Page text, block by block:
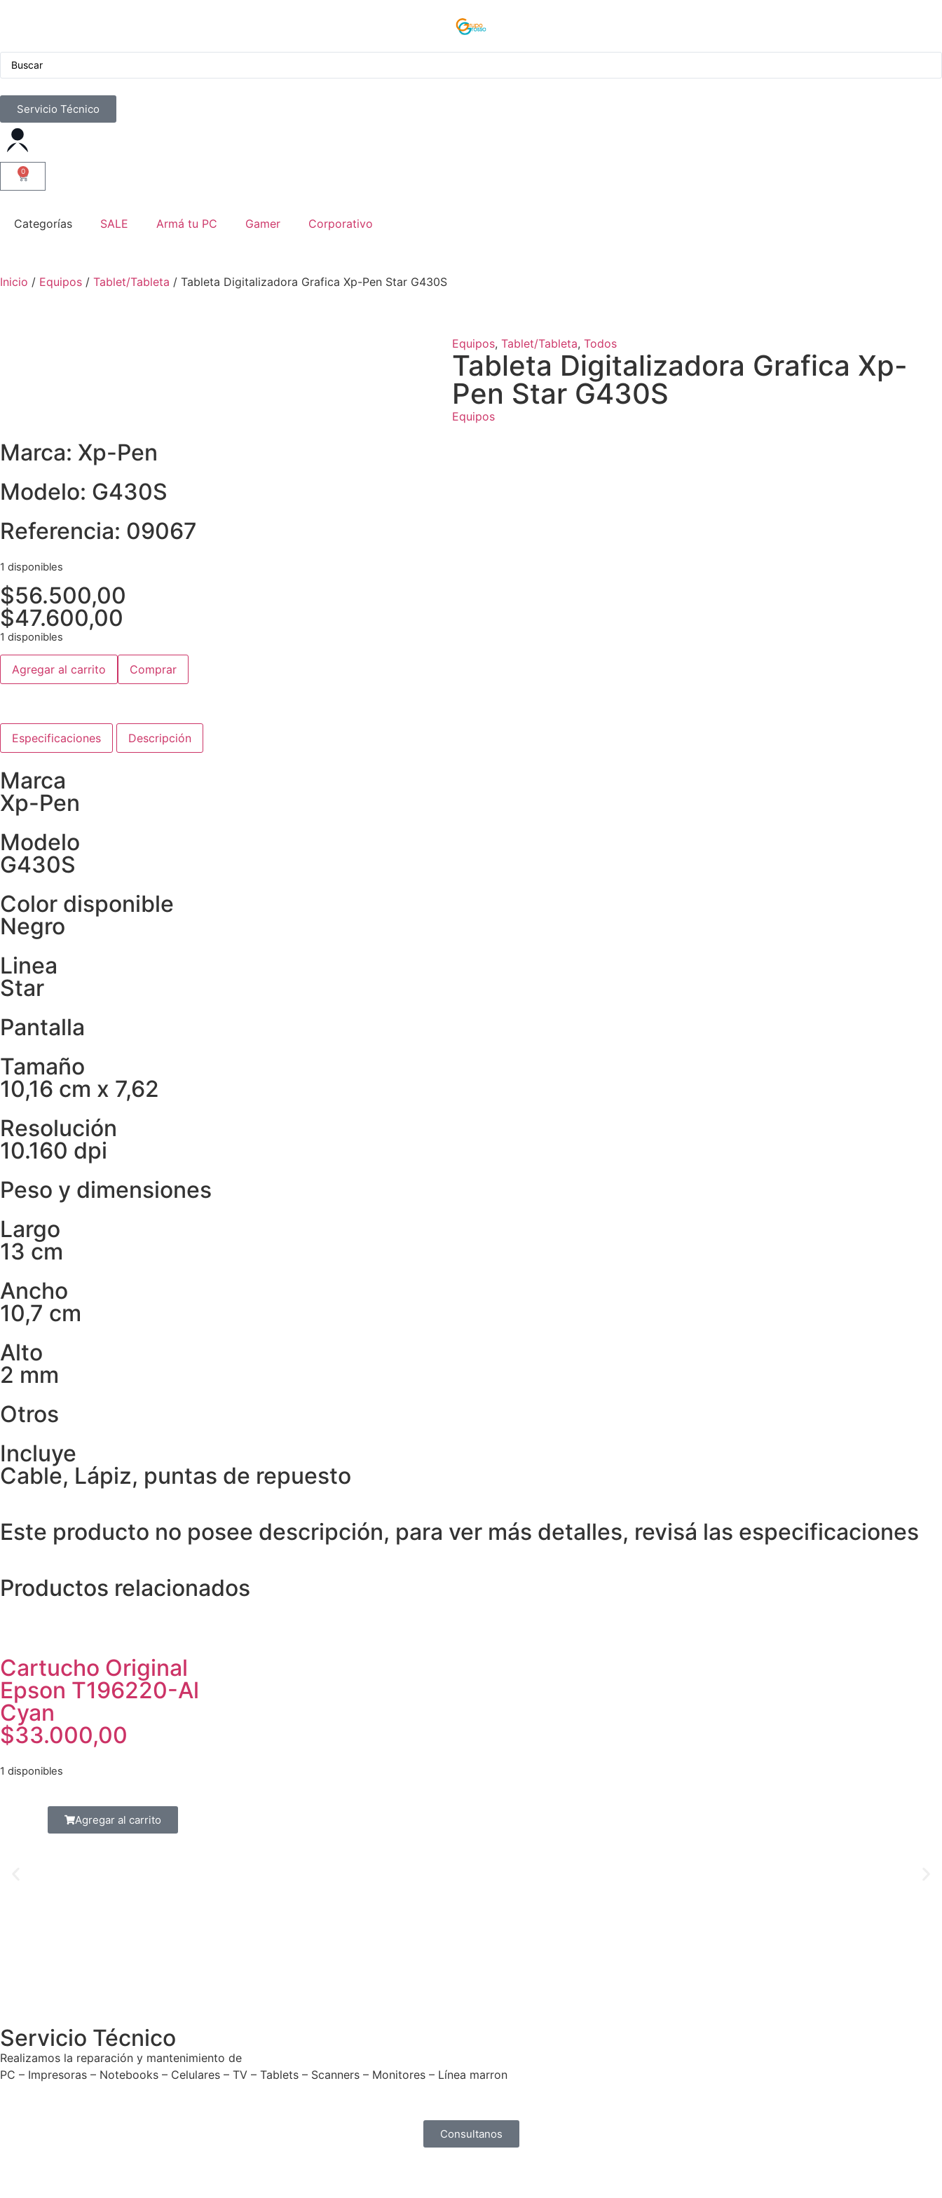
Servicio Técnico
0
Categorías SALE Armá tu PC Gamer Corporativo
Inicio / Equipos / Tablet/Tableta / Tableta Digitalizadora Grafica Xp-Pen Star G430S
Equipos, Tablet/Tableta, Todos
Tableta Digitalizadora Grafica Xp-
Pen Star G430S
Equipos
Marca: Xp-Pen
Modelo: G430S
Referencia: 09067
1 disponibles
$56.500,00
$47.600,00
1 disponibles
Agregar al carrito Comprar
Especificaciones Descripción
Marca
Xp-Pen
Modelo
G430S
Color disponible
Negro
Linea
Star
Pantalla
Tamaño
10,16 cm x 7,62
Resolución
10.160 dpi
Peso y dimensiones
Largo
13 cm
Ancho
10,7 cm
Alto
2 mm
Otros
Incluye
Cable, Lápiz, puntas de repuesto
Este producto no posee descripción, para ver más detalles, revisá las especificaciones
Productos relacionados
Cartucho Original
Epson T196220-Al
Cyan
$33.000,00
1 disponibles
Agregar al carrito
Servicio Técnico
Realizamos la reparación y mantenimiento de
PC – Impresoras – Notebooks – Celulares – TV – Tablets – Scanners – Monitores – Línea marron
Consultanos